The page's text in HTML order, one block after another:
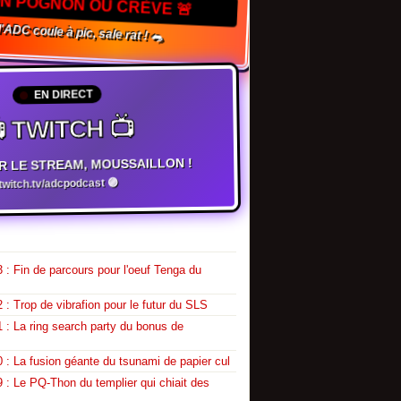
coule à pic, sale rat ! 🐀
EN DIRECT
TWITCH 📺
LE STREAM, MOUSSAILLON !
adcpodcast 🟣
: Fin de parcours pour l'oeuf Tenga du
: Trop de vibrafion pour le futur du SLS
: La ring search party du bonus de
: La fusion géante du tsunami de papier cul
: Le PQ-Thon du templier qui chiait des